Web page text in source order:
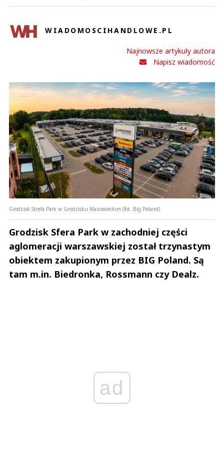
WIADOMOSCIHANDLOWE.PL
Najnowsze artykuły autora
Napisz wiadomość
Grodzisk Strefa Park w Grodzisku Mazowieckim (fot. Big Poland)
Grodzisk Sfera Park w zachodniej części
aglomeracji warszawskiej został trzynastym
obiektem zakupionym przez BIG Poland. Są
tam m.in. Biedronka, Rossmann czy Dealz.
ad